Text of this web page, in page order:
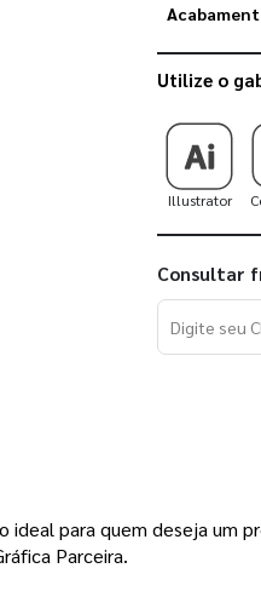
Utilize o
Illustrator
Consultar
ideal para quem deseja um
Parceira.